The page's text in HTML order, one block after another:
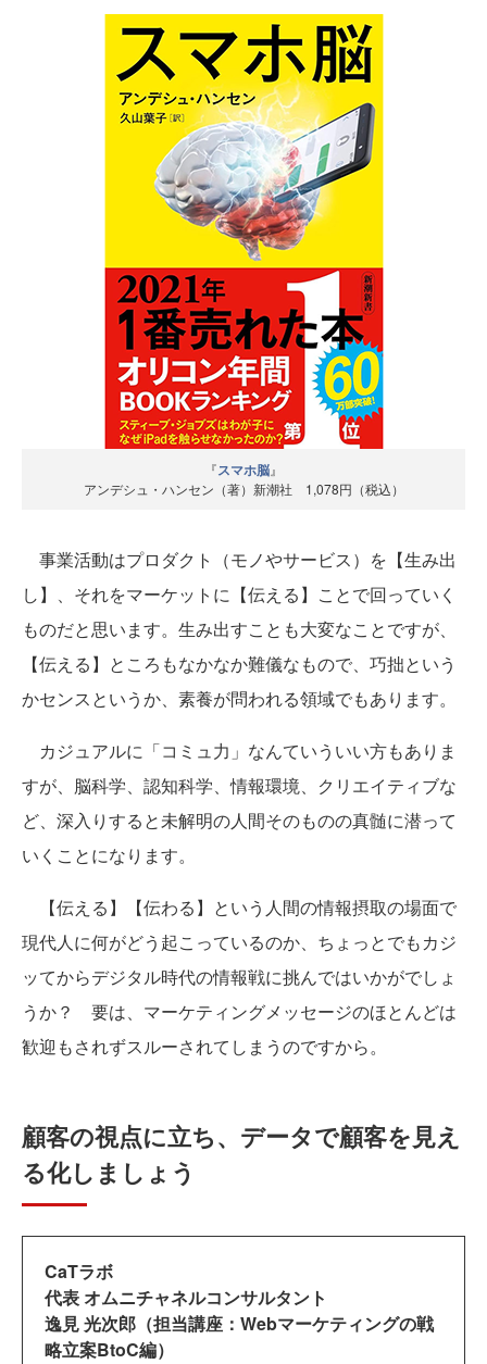
『スマホ脳』
アンデシュ・ハンセン（著）新潮社 1,078円（税込）
事業活動はプロダクト（モノやサービス）を【生み出
し】、それをマーケットに【伝える】ことで回っていく
ものだと思います。生み出すことも大変なことですが、
【伝える】ところもなかなか難儀なもので、巧拙という
かセンスというか、素養が問われる領域でもあります。
カジュアルに「コミュ力」なんていういい方もありま
すが、脳科学、認知科学、情報環境、クリエイティブな
ど、深入りすると未解明の人間そのものの真髄に潜って
いくことになります。
【伝える】【伝わる】という人間の情報摂取の場面で
現代人に何がどう起こっているのか、ちょっとでもカジ
ッてからデジタル時代の情報戦に挑んではいかがでしょ
うか？ 要は、マーケティングメッセージのほとんどは
歓迎もされずスルーされてしまうのですから。
顧客の視点に立ち、データで顧客を見え
る化しましょう
CaTラボ
代表 オムニチャネルコンサルタント
逸見 光次郎（担当講座：Webマーケティングの戦
略立案BtoC編）